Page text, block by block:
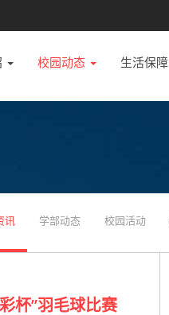
校园动态 生活保障
讯 学部动态 校园活动
杯”羽毛球比赛